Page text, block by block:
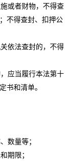
或者财物，不得查
不得查封、扣押公
依法查封的，不得
应当履行本法第十
书和清单。
数量等；
期限；